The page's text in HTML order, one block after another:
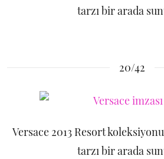
tarzı bir arada
20/42
Versace 2013 Resort
tarzı bir arada